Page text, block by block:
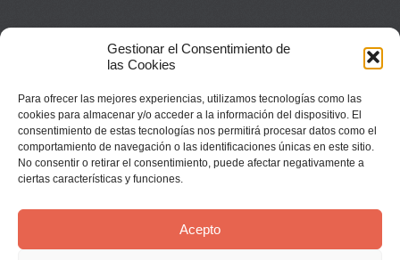
Gestionar el Consentimiento de
las Cookies
Para ofrecer las mejores experiencias, utilizamos tecnologías como las
cookies para almacenar y/o acceder a la información del dispositivo. El
consentimiento de estas tecnologías nos permitirá procesar datos como el
comportamiento de navegación o las identificaciones únicas en este sitio.
No consentir o retirar el consentimiento, puede afectar negativamente a
ciertas características y funciones.
Acepto
Monasterio:949 835 032
Casa de acogida:609 423 521o949 835 058
Parroquia y sacerdotes:949 835 111
Monasterio:monasterio@buenafuente.org
Información:informacion@buenafuente.org
Casa de acogida:acogida@buenafuente.org
Ángel Moreno:angel@buenafuente.org